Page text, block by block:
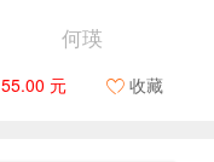
何瑛
55.00 元 收藏